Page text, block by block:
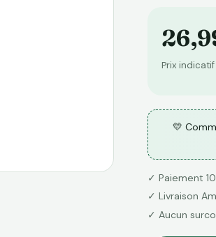
Prix
💛
✓ Paiement
✓ Livraison
✓ Aucun